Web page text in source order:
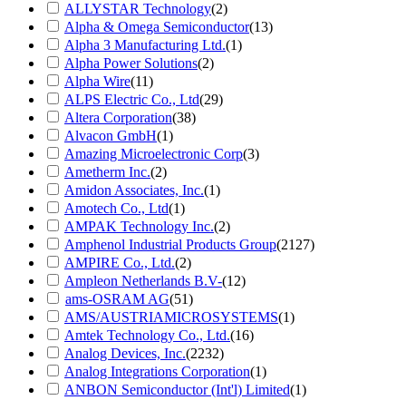
ALLYSTAR Technology(2)
Alpha & Omega Semiconductor(13)
Alpha 3 Manufacturing Ltd.(1)
Alpha Power Solutions(2)
Alpha Wire(11)
ALPS Electric Co., Ltd(29)
Altera Corporation(38)
Alvacon GmbH(1)
Amazing Microelectronic Corp(3)
Ametherm Inc.(2)
Amidon Associates, Inc.(1)
Amotech Co., Ltd(1)
AMPAK Technology Inc.(2)
Amphenol Industrial Products Group(2127)
AMPIRE Co., Ltd.(2)
Ampleon Netherlands B.V-(12)
ams-OSRAM AG(51)
AMS/AUSTRIAMICROSYSTEMS(1)
Amtek Technology Co., Ltd.(16)
Analog Devices, Inc.(2232)
Analog Integrations Corporation(1)
ANBON Semiconductor (Int'l) Limited(1)